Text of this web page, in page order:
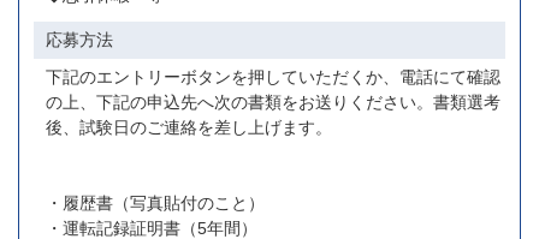
応募方法
下記のエントリーボタンを押していただくか、電話にて確認
の上、下記の申込先へ次の書類をお送りください。書類選考
後、試験日のご連絡を差し上げます。
・履歴書（写真貼付のこと）
・運転記録証明書（5年間）